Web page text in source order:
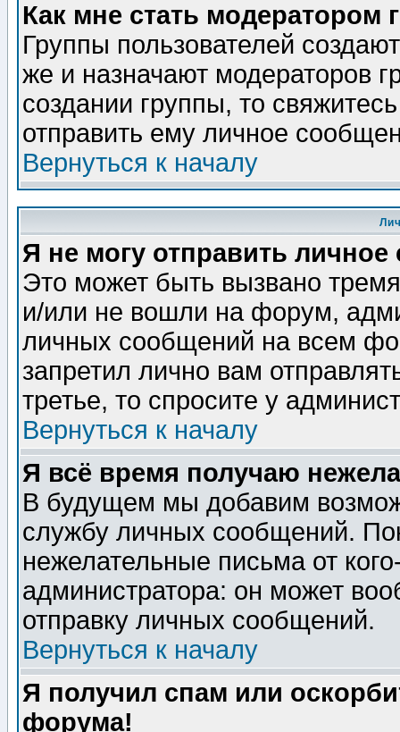
Как мне стать модератором
Группы пользователей
же и назначают модераторов
создании группы, то
отправить ему личное
Вернуться к началу
Я не могу отправить
Это может быть вызвано
и/или не вошли на форум,
личных сообщений на всем
запретил лично вам
третье, то спросите у
Вернуться к началу
Я всё время получаю
В будущем мы добавим
службу личных сообщений.
нежелательные письма от
администратора: он может
отправку личных сообщений.
Вернуться к началу
Я получил спам или
форума!